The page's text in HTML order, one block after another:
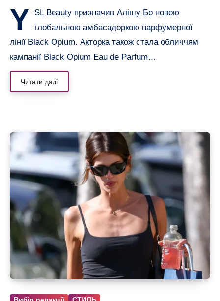
Y
SL Beauty призначив Алішу Бо новою
глобальною амбасадоркою парфумерної
лінії Black Opium. Акторка також стала обличчям
кампанії Black Opium Eau de Parfum…
Читати далі